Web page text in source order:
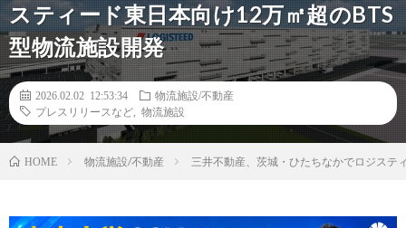
スティード東日本向け12万㎡超のBTS
型物流施設開発
2026.02.02 12:53:34
物流施設/不動産
プレスリリースなど
物流施設
HOME 物流施設/不動産 三井不動産、茨城・ひたちなかでロジステ